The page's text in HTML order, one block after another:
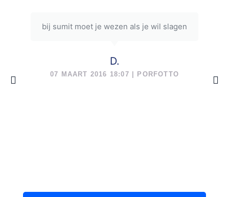
bij sumit moet je wezen als je wil slagen
D.
07 MAART 2016 18:07 | PORFOTTO